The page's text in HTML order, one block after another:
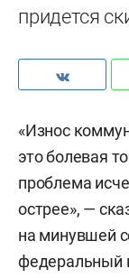
придется
«Износ
это болевая
проблема
острее», —
на минувшей
федеральный